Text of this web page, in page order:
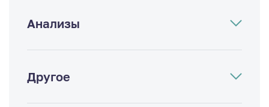
Анализы
Другое